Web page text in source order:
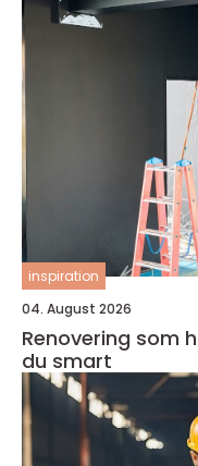
inspiration
04. August 2026
Renovering som
du smart